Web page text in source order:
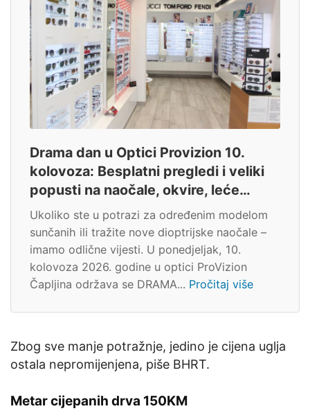
Drama dan u Optici Provizion 10.
kolovoza: Besplatni pregledi i veliki
popusti na naočale, okvire, leće…
Ukoliko ste u potrazi za određenim modelom
sunčanih ili tražite nove dioptrijske naočale –
imamo odlične vijesti. U ponedjeljak, 10.
kolovoza 2026. godine u optici ProVizion
Čapljina održava se DRAMA... Pročitaj više
Zbog sve manje potražnje, jedino je cijena uglja
ostala nepromijenjena, piše BHRT.
Metar cijepanih drva 150KM